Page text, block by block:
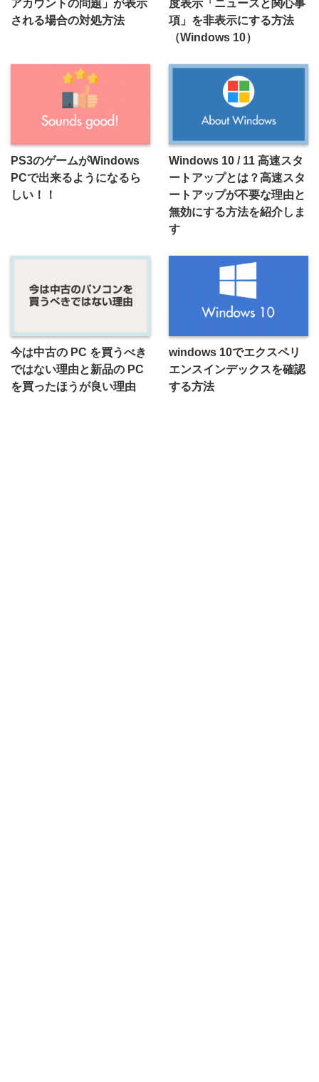
アカウントの問題」が表示
される場合の対処方法
度表示「ニュースと関心事
項」を非表示にする方法
（Windows 10）
PS3のゲームがWindows
PCで出来るようになるら
しい！！
Windows 10 / 11 高速スタ
ートアップとは？高速スタ
ートアップが不要な理由と
無効にする方法を紹介しま
す
今は中古の PC を買うべき
ではない理由と新品の PC
を買ったほうが良い理由
windows 10でエクスペリ
エンスインデックスを確認
する方法